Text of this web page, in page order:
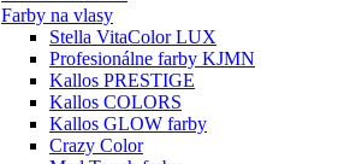
Farby na vlasy
Stella VitaColor LUX
Profesionálne farby KJMN
Kallos PRESTIGE
Kallos COLORS
Kallos GLOW farby
Crazy Color